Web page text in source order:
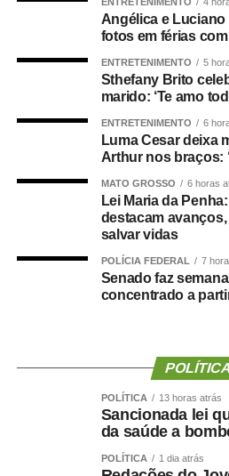
Com origem noProjeto de Lei
, de autoria do
ano, com parecer favorável do
Agência Senado (Reprodução
citação da Agência Senado)
Agência Senado
COMENTE ABAIXO:
WhatsApp
Facebook
Twitter
Angélica e
fotos em férias
ENTRETENIMENTO 5
Sthefany Brito
marido: ‘Te amo
ENTRETENIMENTO 6
Luma Cesar deixa
Arthur nos braços:
MATO GROSSO 6 horas
Lei Maria da
destacam
salvar vidas
POLÍCIA FEDERAL 7
Senado faz
concentrado a
POLÍTICA
POLÍTICA 13 horas atrás
Sancionada lei
da saúde a
POLÍTICA 1 dia atrás